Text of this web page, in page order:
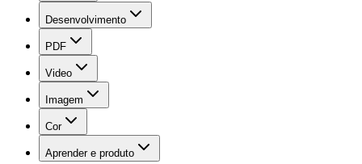
Desenvolvimento
PDF
Video
Imagem
Cor
Aprender e produto